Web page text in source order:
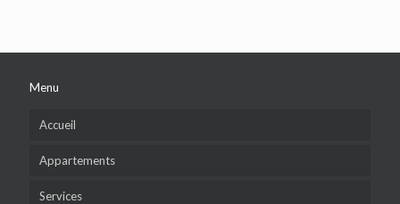
Menu
Accueil
Appartements
Services